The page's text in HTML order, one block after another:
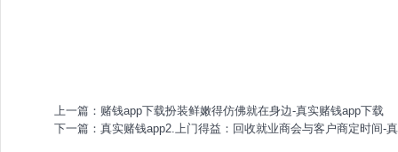
上一篇： 赌钱app下载扮装鲜嫩得仿佛就在身边-真实赌钱app下载
下一篇： 真实赌钱app2.上门得益：回收就业商会与客户商定时间-